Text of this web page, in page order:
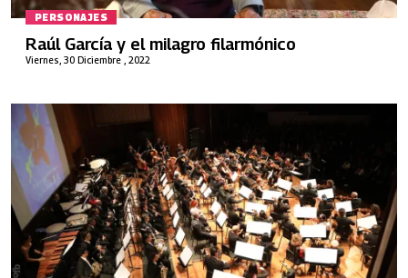
PERSONAJES
Viernes, 30 Diciembre , 2022
Raúl García y el milagro filarmónico